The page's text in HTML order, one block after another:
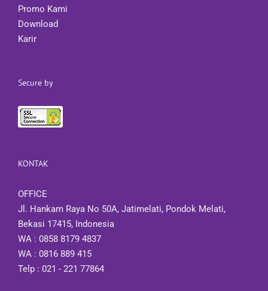
Promo Kami
Download
Karir
Secure by
KONTAK
OFFICE
Jl. Hankam Raya No 50A, Jatimelati, Pondok Melati,
Bekasi 17415, Indonesia
WA : 0858 8179 4837
WA : 0816 889 415
Telp : 021 - 221 77864